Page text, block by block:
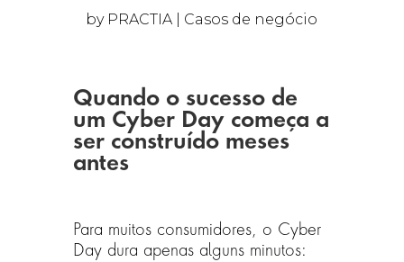
by PRACTIA Casos de negócio
Quando o sucesso de
um Cyber Day começa a
ser construído meses
antes
Para muitos consumidores, o Cyber
Day dura apenas alguns minutos: